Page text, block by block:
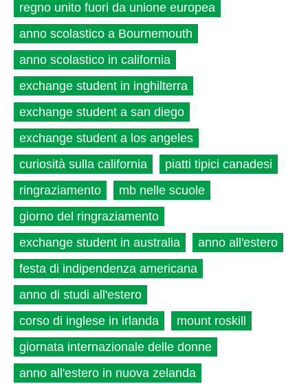
regno unito fuori da unione europea
anno scolastico a Bournemouth
anno scolastico in california
exchange student in inghilterra
exchange student a san diego
exchange student a los angeles
curiosità sulla california
piatti tipici canadesi
ringraziamento
mb nelle scuole
giorno del ringraziamento
exchange student in australia
anno all'estero
festa di indipendenza americana
anno di studi all'estero
corso di inglese in irlanda
mount roskill
giornata internazionale delle donne
anno all'estero in nuova zelanda